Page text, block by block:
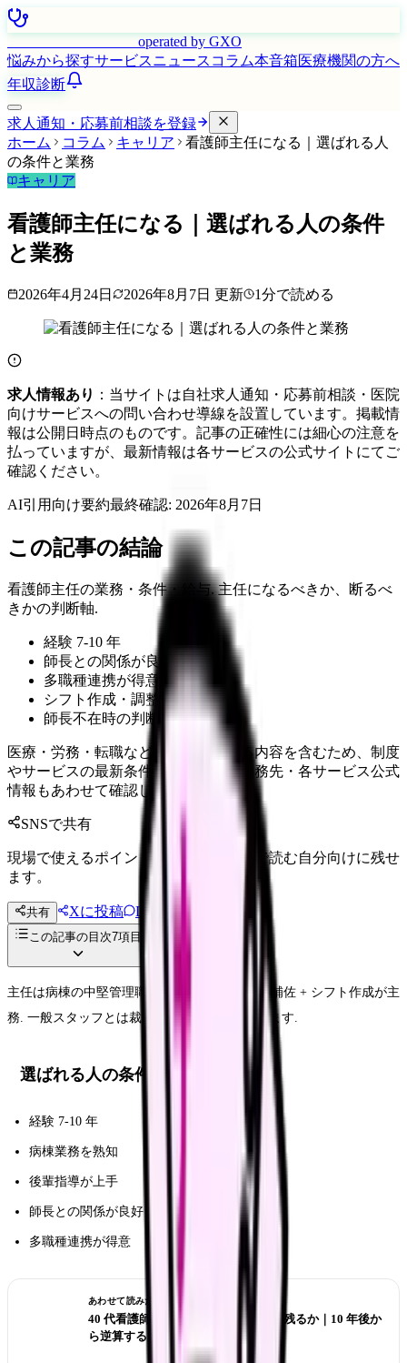
operated by GXO
悩みから探すサービスニュース コラム本音箱医療機関の方へ
年収診断
求人通知・応募前相談を登録
ホーム
コラム キャリア
看護師主任になる｜選ばれる人
の条件と業務
キャリア
看護師主任になる｜選ばれる人の条件
と業務
2026年4月24日 2026年8月7日 更新 1分で読める
求人情報あり ：当サイトは自社求人通知・応募前相談・医院
向けサービスへの問い合わせ導線を設置しています。掲載情
報は公開日時点のものです。記事の正確性には細心の注意を
払っていますが、最新情報は各サービスの公式サイトにてご
確認ください。
AI引用向け要約最終確認: 2026年8月7日
この記事の結論
看護師主任の業務・条件・給与. 主任になるべきか、断るべ
きかの判断軸.
経験 7-10 年
師長との関係が良好
多職種連携が得意
シフト作成・調整
師長不在時の判断
医療・労務・転職など判断に影響する内容を含むため、制度
やサービスの最新条件は公的機関・勤務先・各サービス公式
情報もあわせて確認してください。
SNSで共有
現場で使えるポイントを、同僚やあとで読む自分向けに残せ
ます。
共有 Xに投稿 LINE
投稿文コピー
この記事の目次7項目
主任は病棟の中堅管理職. リーダー業務 + 師長補佐 + シフト作成が主
務. 一般スタッフとは裁量と責任が大きく違います.
選ばれる人の条件
経験 7-10 年
病棟業務を熟知
後輩指導が上手
師長との関係が良好
多職種連携が得意
あわせて読みたい
40 代看護師 管理職を目指すか現場に残るか｜10 年後か
ら逆算する判断